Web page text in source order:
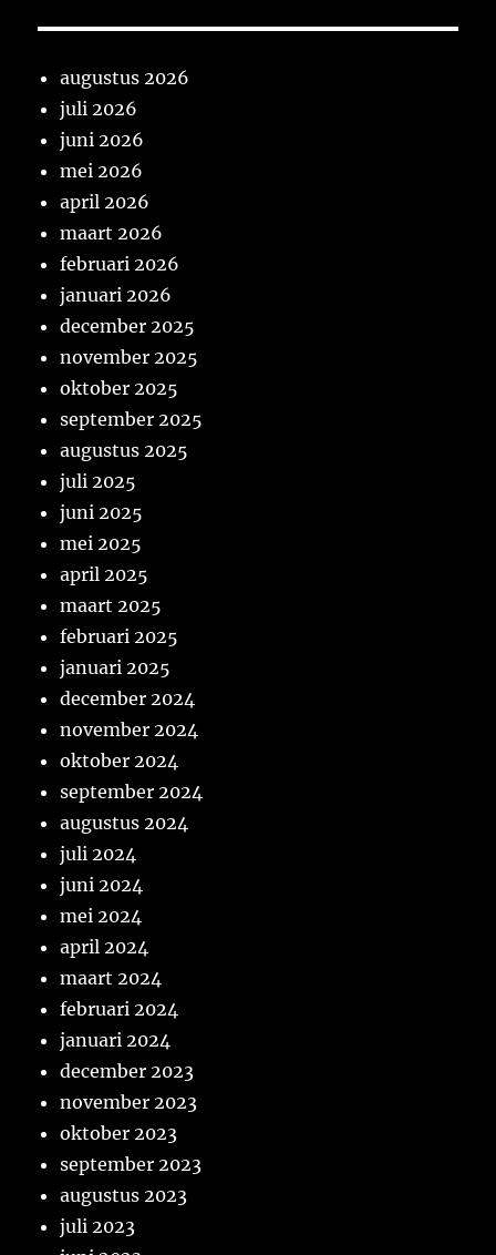
augustus 2026
juli 2026
juni 2026
mei 2026
april 2026
maart 2026
februari 2026
januari 2026
december 2025
november 2025
oktober 2025
september 2025
augustus 2025
juli 2025
juni 2025
mei 2025
april 2025
maart 2025
februari 2025
januari 2025
december 2024
november 2024
oktober 2024
september 2024
augustus 2024
juli 2024
juni 2024
mei 2024
april 2024
maart 2024
februari 2024
januari 2024
december 2023
november 2023
oktober 2023
september 2023
augustus 2023
juli 2023